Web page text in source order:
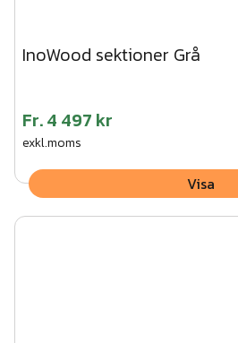
InoWood sektioner Grå
Fr.4 497 kr
exkl.moms
Visa